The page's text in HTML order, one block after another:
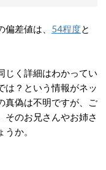
差値は、 54程度と
じく詳細はわかってい
は？という情報がネッ
真偽は不明ですが、ご
そのお兄さんやお姉さ
か。